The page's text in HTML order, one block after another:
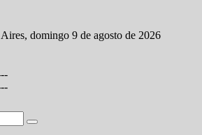
domingo 9 de agosto de 2026